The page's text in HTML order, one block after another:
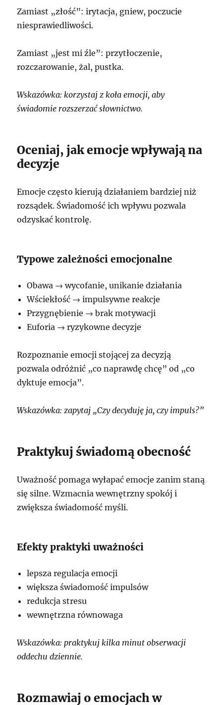
Zamiast „złość”: irytacja, gniew, poczucie
niesprawiedliwości.
Zamiast „jest mi źle”: przytłoczenie,
rozczarowanie, żal, pustka.
Wskazówka: korzystaj z koła emocji, aby
świadomie rozszerzać słownictwo.
Oceniaj, jak emocje wpływają na
decyzje
Emocje często kierują działaniem bardziej niż
rozsądek. Świadomość ich wpływu pozwala
odzyskać kontrolę.
Typowe zależności emocjonalne
Obawa → wycofanie, unikanie działania
Wściekłość → impulsywne reakcje
Przygnębienie → brak motywacji
Euforia → ryzykowne decyzje
Rozpoznanie emocji stojącej za decyzją
pozwala odróżnić „co naprawdę chcę” od „co
dyktuje emocja”.
Wskazówka: zapytaj „Czy decyduję ja, czy impuls?”
Praktykuj świadomą obecność
Uważność pomaga wyłapać emocje zanim staną
się silne. Wzmacnia wewnętrzny spokój i
zwiększa świadomość myśli.
Efekty praktyki uważności
lepsza regulacja emocji
większa świadomość impulsów
redukcja stresu
wewnętrzna równowaga
Wskazówka: praktykuj kilka minut obserwacji
oddechu dziennie.
Rozmawiaj o emocjach w